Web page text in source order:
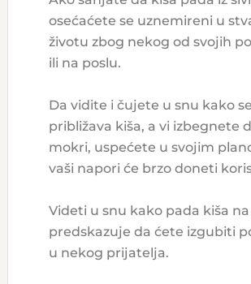
osećaćete se uznemireni u
životu zbog nekog od svojih
ili na poslu.
Da vidite i čujete u snu kako se
približava kiša, a vi izbegnete
mokri, uspećete u svojim
vaši napori će brzo doneti
Videti u snu kako pada kiša
predskazuje da ćete izgubiti
u nekog prijatelja.